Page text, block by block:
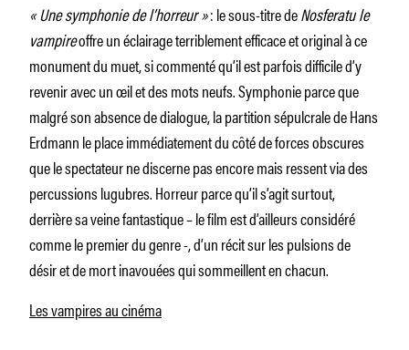
« Une symphonie de l’horreur »: le sous-titre deNosferatu le
vampireoffre un éclairage terriblement efficace et original à ce
monument du muet, si commenté qu’il est parfois difficile d’y
revenir avec un œil et des mots neufs. Symphonie parce que
malgré son absence de dialogue, la partition sépulcrale de Hans
Erdmann le place immédiatement du côté de forces obscures
que le spectateur ne discerne pas encore mais ressent via des
percussions lugubres. Horreur parce qu’il s’agit surtout,
derrière sa veine fantastique – le film est d’ailleurs considéré
comme le premier du genre -, d’un récit sur les pulsions de
désir et de mort inavouées qui sommeillent en chacun.
Les vampires au cinéma